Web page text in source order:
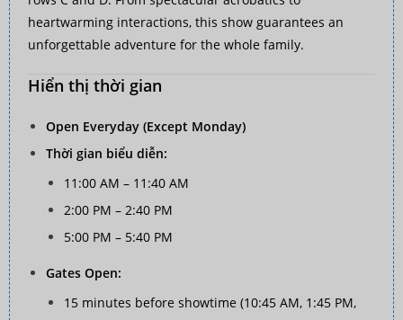
heartwarming interactions, this show guarantees an
unforgettable adventure for the whole family.
Hiển thị thời gian
Open Everyday (Except Monday)
Thời gian biểu diễn:
11:00 AM – 11:40 AM
2:00 PM – 2:40 PM
5:00 PM – 5:40 PM
Gates Open:
15 minutes before showtime (10:45 AM, 1:45 PM,